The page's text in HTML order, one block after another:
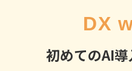
DX
初めてのAI導